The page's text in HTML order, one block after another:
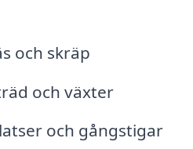
och skräp
och växter
och gångstigar